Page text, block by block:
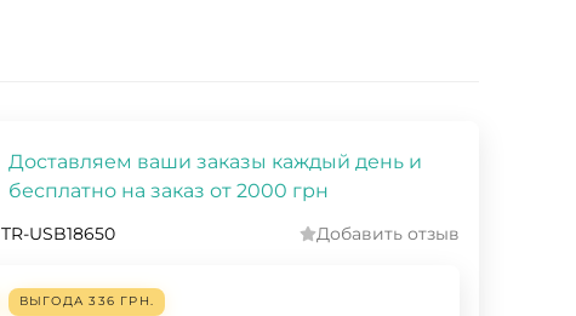
Доставляем ваши заказы каждый день и
бесплатно на заказ от 2000 грн
TR-USB18650 Добавить отзыв
ВЫГОДА336 ГРН.